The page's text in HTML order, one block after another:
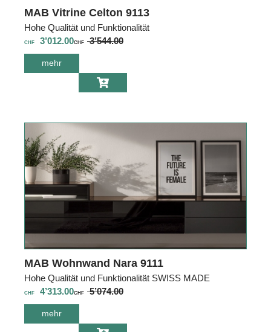
MAB Vitrine Celton 9113
Hohe Qualität und Funktionalität
CHF 3’012.00CHF 3’544.00
mehr
Celton 9113
MAB Wohnwand Nara 9111
Hohe Qualität und Funktionalität SWISS MADE
CHF 4’313.00CHF 5’074.00
mehr
Wohnwand Nara